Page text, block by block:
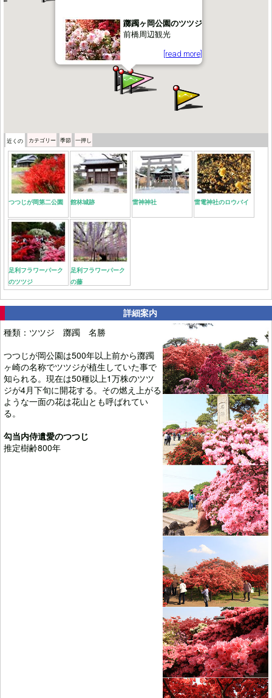
躑躅ヶ岡公園のツツジ
前橋周辺観光
[read more]
近くの カテゴリー 季節 一押し
つつじが岡第二公園 館林城跡 雷神神社 雷電神社のロウバイ
足利フラワーパーク
のツツジ
足利フラワーパーク
の藤
詳細案内
種類：ツツジ 躑躅 名勝
つつじが岡公園は500年以上前から躑躅
ヶ崎の名称でツツジが植生していた事で
知られる。現在は50種以上1万株のツツ
ジが4月下旬に開花する。その燃え上がる
ような一面の花は花山とも呼ばれてい
る。
勾当内侍遺愛のつつじ
推定樹齢800年